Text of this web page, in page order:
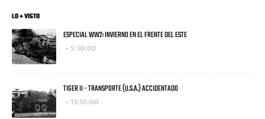
LO + VISTO
ESPECIAL WW2: INVIERNO EN EL FRENTE DEL ESTE
5:30:00
TIGER II - TRANSPORTE (U.S.A.) ACCIDENTADO
13:10:00